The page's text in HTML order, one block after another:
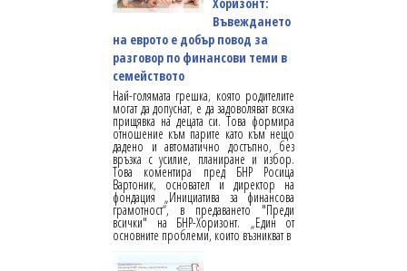
Въвеждането
на еврото е добър повод за
разговор по финансови теми в
семейството
Най-голямата грешка, която родителите
могат да допуснат, е да задоволяват всяка
прищявка на децата си. Това формира
отношение към парите като към нещо
дадено и автоматично достъпно, без
връзка с усилие, планиране и избор.
Това коментира пред БНР Росица
Вартоник, основател и директор на
фондация „Инициатива за финансова
грамотност“, в предаването "Преди
всички" на БНР-Хоризонт. „Един от
основните проблеми, които възникват в